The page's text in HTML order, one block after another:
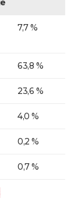
7,7 %
63,8 %
23,6 %
4,0 %
0,2 %
0,7 %